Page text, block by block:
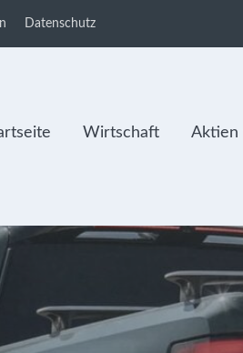
Datenschutz
Wirtschaft Aktien